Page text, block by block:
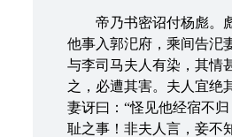
帝乃书密诏付杨彪。
他事入郭汜府，乘间告汜
与李司马夫人有染，其情
之，必遭其害。夫人宜绝
妻讶曰：“怪见他经宿不
耻之事！非夫人言，妾不